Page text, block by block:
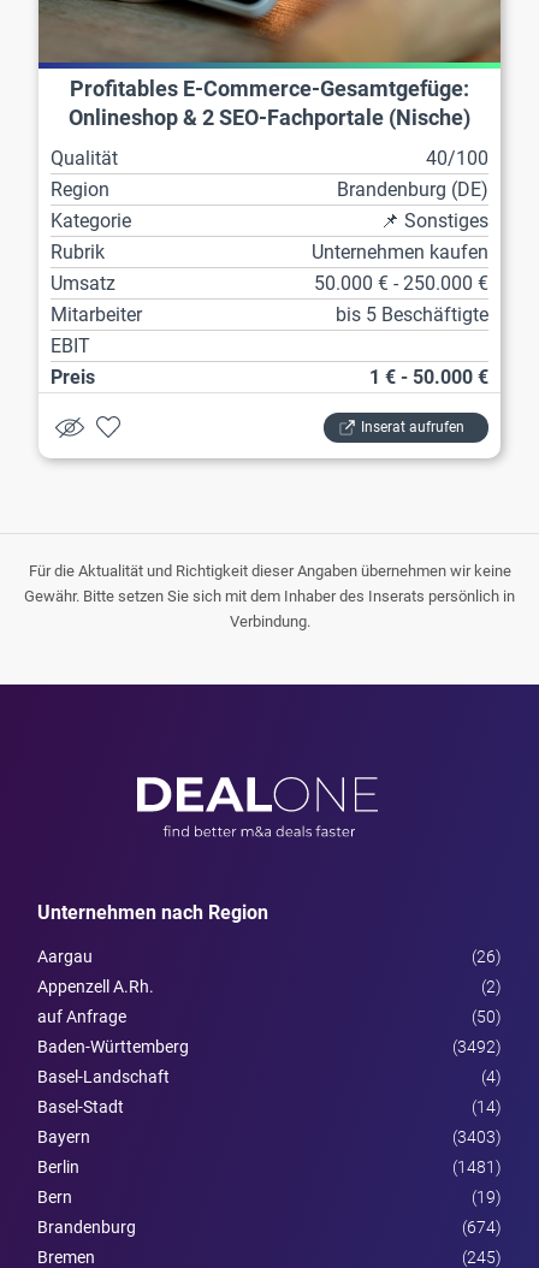
Profitables E-Commerce-Gesamtgefüge:
Onlineshop & 2 SEO-Fachportale (Nische)
Qualität
40/100
Region
Brandenburg (DE)
Kategorie
📌 Sonstiges
Rubrik
Unternehmen kaufen
Umsatz
50.000 € - 250.000 €
Mitarbeiter
bis 5 Beschäftigte
EBIT
Preis
1 € - 50.000 €
Inserat aufrufen
Für die Aktualität und Richtigkeit dieser Angaben übernehmen wir keine
Gewähr. Bitte setzen Sie sich mit dem Inhaber des Inserats persönlich in
Verbindung.
Unternehmen nach Region
Aargau
(26)
Appenzell A.Rh.
(2)
auf Anfrage
(50)
Baden-Württemberg
(3492)
Basel-Landschaft
(4)
Basel-Stadt
(14)
Bayern
(3403)
Berlin
(1481)
Bern
(19)
Brandenburg
(674)
Bremen
(245)